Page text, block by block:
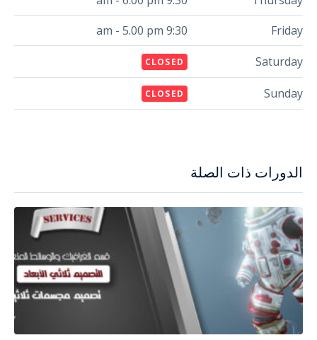
الدورات ذات الصلة
Friday
9:30 am - 5.00 pm
Saturday
CLOSED
Sunday
CLOSED